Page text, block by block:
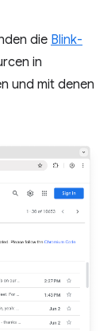
die Blink-
in
und mit denen